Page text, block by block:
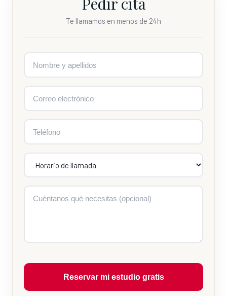
Te llamamos en menos de 24h
Reservar mi estudio gratis